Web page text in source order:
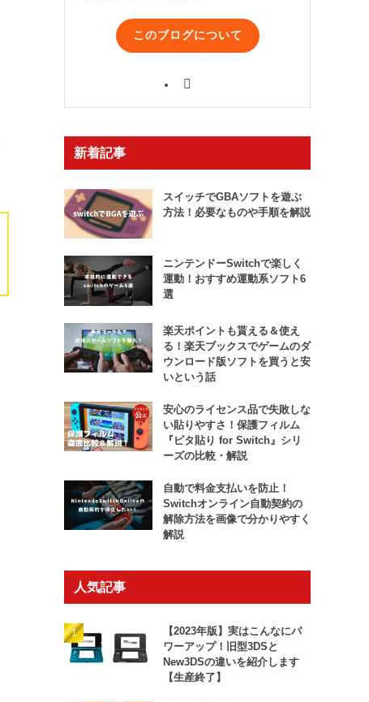
このブログについて
新着記事
スイッチでGBAソフトを遊ぶ
方法！必要なものや手順を解説
ニンテンドーSwitchで楽しく
運動！おすすめ運動系ソフト6
選
楽天ポイントも貰える＆使え
る！楽天ブックスでゲームのダ
ウンロード版ソフトを買うと安
いという話
安心のライセンス品で失敗しな
い貼りやすさ！保護フィルム
『ピタ貼り for Switch』シリ
ーズの比較・解説
自動で料金支払いを防止！
Switchオンライン自動契約の
解除方法を画像で分かりやすく
解説
人気記事
【2023年版】実はこんなにパ
ワーアップ！旧型3DSと
New3DSの違いを紹介します
【生産終了】